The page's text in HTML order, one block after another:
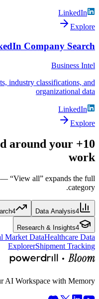
LinkedIn
Explore
Company Search
Business Intel
industry classifications, and
organizational data
LinkedIn
Explore
around your
work
“View all” expands the full
category.
Data Analysis4
4
Research & Insights4
Market DataHealthcare Data
ExplorerShipment Tracking
AI Workspace with Memory.